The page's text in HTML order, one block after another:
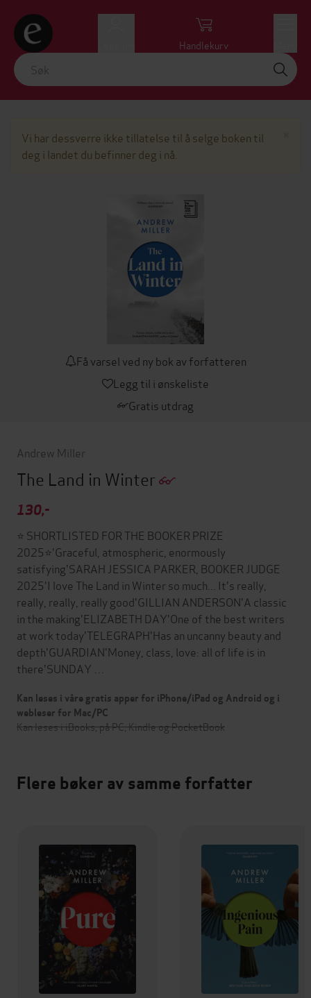
Handlekurv
Vi har dessverre ikke tillatelse til å selge boken til
deg i landet du befinner deg i nå.
Få varsel ved ny bok av forfatteren
Legg til i ønskeliste
Gratis utdrag
Andrew Miller
The Land in Winter
130,-
⭐ SHORTLISTED FOR THE BOOKER PRIZE
2025⭐'Graceful, atmospheric, enormously
satisfying'SARAH JESSICA PARKER, BOOKER JUDGE
2025'I love The Land in Winter so much... It's really,
really, really, really good'GILLIAN ANDERSON'A classic
in the making'ELIZABETH DAY'One of the best writers
at work today'TELEGRAPH'Has an uncanny beauty and
depth'GUARDIAN'Money, class, love: all of life is in
there'SUNDAY …
Kan leses i våre gratis apper for iPhone/iPad og Android og i
webleser for Mac/PC
Kan leses i iBooks, på PC, Kindle og PocketBook
Flere bøker av samme forfatter